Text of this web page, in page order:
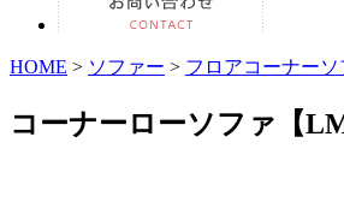
HOME > ソファー > フロアコーナーソ
コーナーローソファ【